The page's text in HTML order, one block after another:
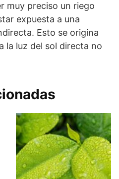
muy preciso un riego
expuesta a una
Esto se origina
la luz del sol directa no